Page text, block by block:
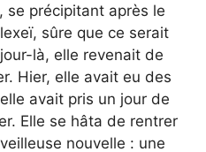
se précipitant après le
sûre que ce serait
là, elle revenait de
Hier, elle avait eu des
avait pris un jour de
Elle se hâta de rentrer
nouvelle : une